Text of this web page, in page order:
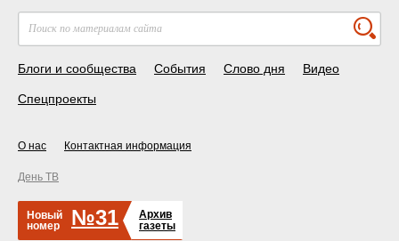
Блоги и сообщества События Слово дня Видео
Спецпроекты
О нас Контактная информация
День ТВ
Новый
номер
№31
Архив
газеты